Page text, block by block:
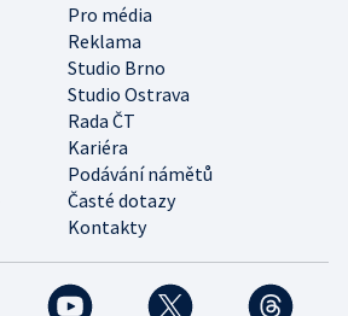
Pro média
Reklama
Studio Brno
Studio Ostrava
Rada ČT
Kariéra
Podávání námětů
Časté dotazy
Kontakty